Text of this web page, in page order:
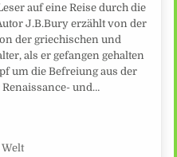
auf eine Reise durch die
J.B.Bury erzählt von der
der griechischen und
als er gefangen gehalten
um die Befreiung aus der
und…